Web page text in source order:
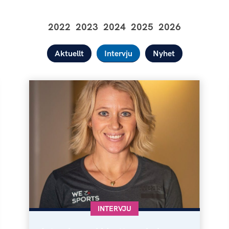
2026
2025
2024
2023
2022
Aktuellt Intervju Nyhet
KATEGORI:
INTERVJU